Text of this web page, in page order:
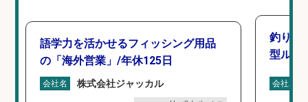
語学力を活かせるフィッシング用品
の「海外営業」/年休125日
会社名 株式会社ジャッカル
釣り好
型ルー
会社名